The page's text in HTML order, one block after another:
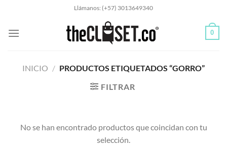
contenido
Llámanos: (+57) 3013649340
0
INICIO / PRODUCTOS ETIQUETADOS “GORRO”
FILTRAR
No se han encontrado productos que coincidan con tu
selección.